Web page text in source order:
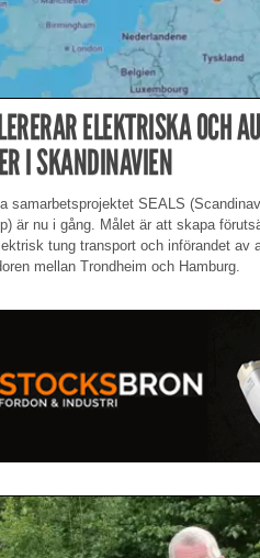
ELEKTRISKA OCH
I SKANDINAVIEN
samarbetsprojektet SEALS
är nu i gång. Målet är att skapa
tung transport och införandet av
mellan Trondheim och Hamburg.